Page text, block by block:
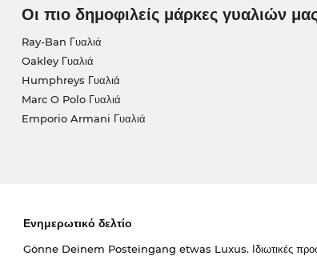
Οι πιο δημοφιλείς μάρκες γυαλιών
Ray-Ban Γυαλιά
Oakley Γυαλιά
Humphreys Γυαλιά
Marc O Polo Γυαλιά
Emporio Armani Γυαλιά
Ενημερωτικό δελτίο
Gönne Deinem Posteingang etwas Luxus. Ιδιωτικές